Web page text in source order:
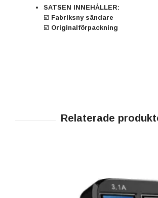
SATSEN INNEHÅLLER:
☑️ Fabriksny sändare
☑️ Originalförpackning